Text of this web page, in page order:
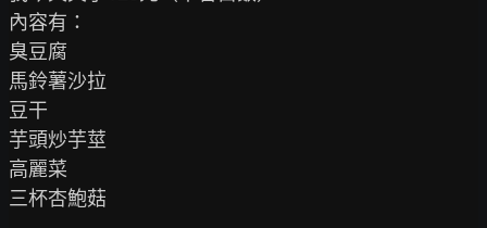
內容有：
臭豆腐
馬鈴薯沙拉
豆干
芋頭炒芋莖
高麗菜
三杯杏鮑菇